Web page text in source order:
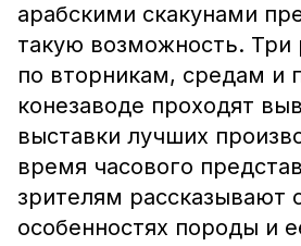
арабскими скакунами
такую возможность. Три
по вторникам, средам и
конезаводе проходят
выставки лучших
время часового
зрителям рассказывают
особенностях породы и